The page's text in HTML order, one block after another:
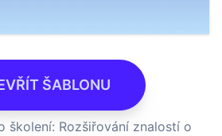
ŠABLONU
školení: Rozšiřování znalostí o